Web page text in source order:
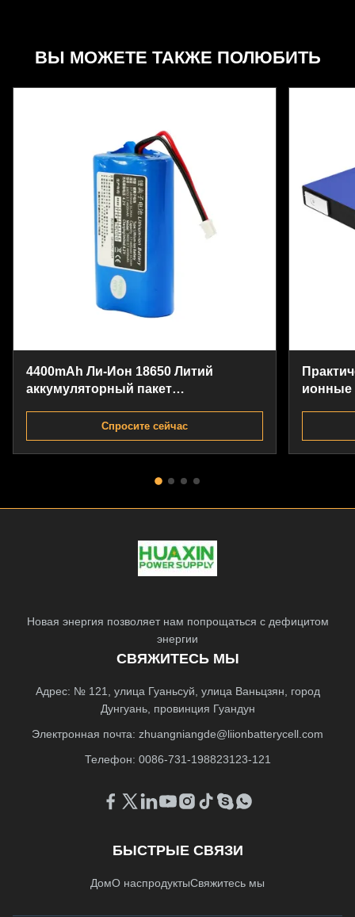
ВЫ МОЖЕТЕ ТАКЖЕ ПОЛЮБИТЬ
4400mAh Ли-Ион 18650 Литий
аккумуляторный пакет
Спросите сейчас
ионные
Новая энергия позволяет нам попрощаться с дефицитом
энергии
СВЯЖИТЕСЬ МЫ
Адрес: № 121, улица Гуаньсуй, улица Ваньцзян, город
Дунгуань, провинция Гуандун
Электронная почта: zhuangniangde@liionbatterycell.com
Телефон: 0086-731-198823123-121
БЫСТРЫЕ СВЯЗИ
ДомО наспродуктыСвяжитесь мы